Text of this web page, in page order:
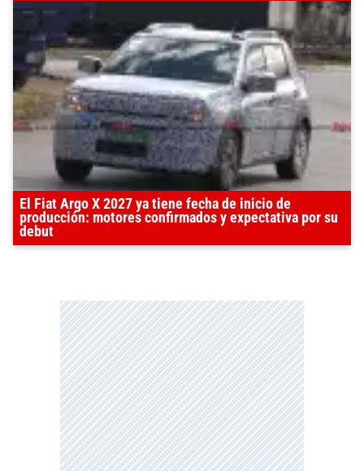
El Fiat Argo X 2027 ya tiene fecha de inicio de
producción: motores confirmados y expectativa por su
debut